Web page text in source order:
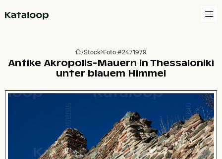
Zur Homepage
Stock Foto #2471979
Antike Akropolis-Mauern in Thessaloniki
unter blauem Himmel